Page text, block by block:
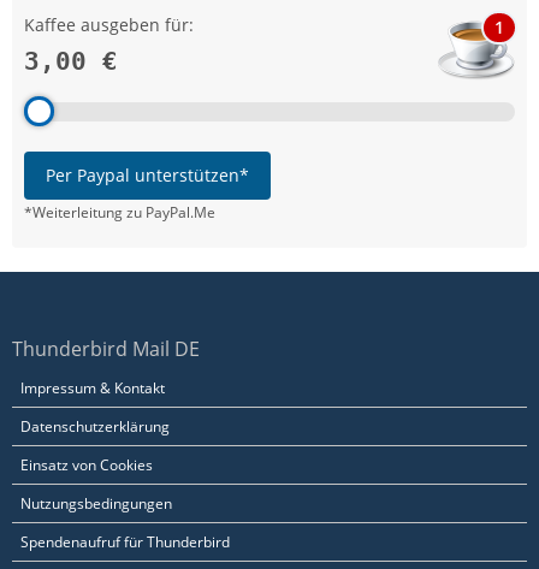
Kaffee ausgeben für:
3,00 €
1
Per Paypal unterstützen*
*Weiterleitung zu PayPal.Me
Thunderbird Mail DE
Impressum & Kontakt
Datenschutzerklärung
Einsatz von Cookies
Nutzungsbedingungen
Spendenaufruf für Thunderbird